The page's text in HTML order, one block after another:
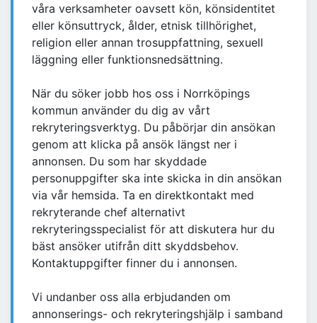
våra verksamheter oavsett kön, könsidentitet
eller könsuttryck, ålder, etnisk tillhörighet,
religion eller annan trosuppfattning, sexuell
läggning eller funktionsnedsättning.
När du söker jobb hos oss i Norrköpings
kommun använder du dig av vårt
rekryteringsverktyg. Du påbörjar din ansökan
genom att klicka på ansök längst ner i
annonsen. Du som har skyddade
personuppgifter ska inte skicka in din ansökan
via vår hemsida. Ta en direktkontakt med
rekryterande chef alternativt
rekryteringsspecialist för att diskutera hur du
bäst ansöker utifrån ditt skyddsbehov.
Kontaktuppgifter finner du i annonsen.
Vi undanber oss alla erbjudanden om
annonserings- och rekryteringshjälp i samband